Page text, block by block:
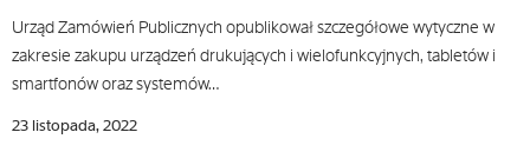
Urząd Zamówień Publicznych opublikował szczegółowe wytyczne w
zakresie zakupu urządzeń drukujących i wielofunkcyjnych, tabletów i
smartfonów oraz systemów…
23 listopada, 2022